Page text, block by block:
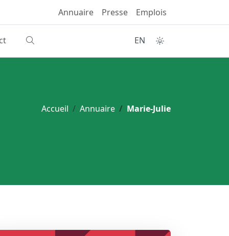
Annuaire Presse Emplois
EN
Accueil Annuaire Marie-Julie